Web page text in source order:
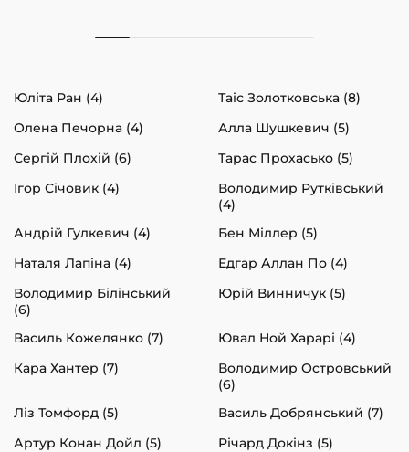
Юліта Ран (4)
Таіс Золотковська (8)
Олена Печорна (4)
Алла Шушкевич (5)
Сергій Плохій (6)
Тарас Прохасько (5)
Ігор Січовик (4)
Володимир Рутківський
(4)
Андрій Гулкевич (4)
Бен Міллер (5)
Наталя Лапіна (4)
Едгар Аллан По (4)
Володимир Білінський
(6)
Юрій Винничук (5)
Василь Кожелянко (7)
Ювал Ной Харарі (4)
Кара Хантер (7)
Володимир Островський
(6)
Ліз Томфорд (5)
Василь Добрянський (7)
Артур Конан Дойл (5)
Річард Докінз (5)